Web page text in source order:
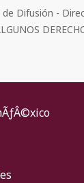
Difusión -